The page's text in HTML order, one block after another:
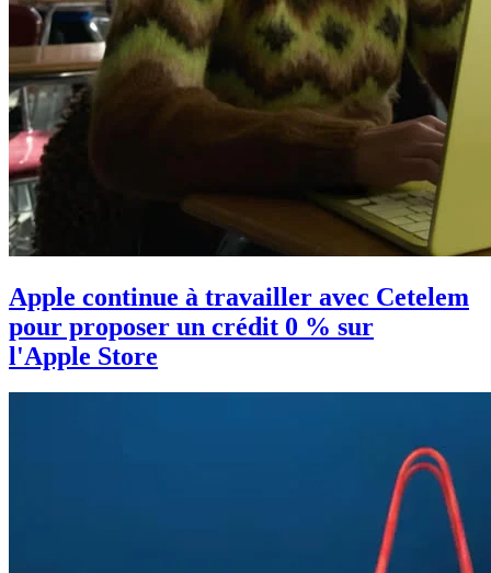
Apple continue à travailler avec Cetelem
pour proposer un crédit 0 % sur
l'Apple Store